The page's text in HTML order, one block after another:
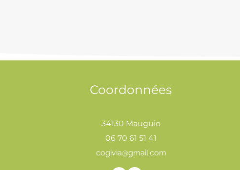
Coordonnées
34130 Mauguio
06 70 61 51 41
cogivia@gmail.com